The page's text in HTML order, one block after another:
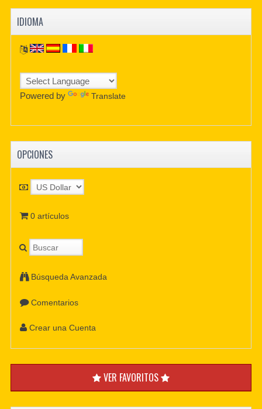
IDIOMA
Powered by Translate
OPCIONES
0 artículos
Búsqueda Avanzada
Comentarios
Crear una Cuenta
VER FAVORITOS